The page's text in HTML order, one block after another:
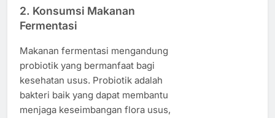
2. Konsumsi Makanan
Fermentasi
Makanan fermentasi mengandung
probiotik yang bermanfaat bagi
kesehatan usus. Probiotik adalah
bakteri baik yang dapat membantu
menjaga keseimbangan flora usus,